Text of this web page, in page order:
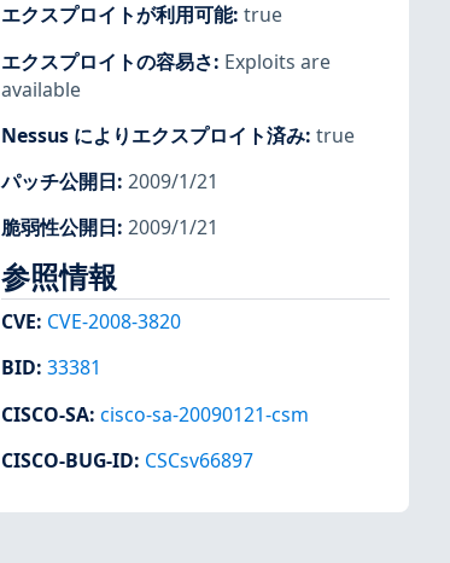
エクスプロイトが利用可能: true
エクスプロイトの容易さ: Exploits are
available
Nessus によりエクスプロイト済み: true
パッチ公開日: 2009/1/21
脆弱性公開日: 2009/1/21
参照情報
CVE: CVE-2008-3820
BID: 33381
CISCO-SA: cisco-sa-20090121-csm
CISCO-BUG-ID: CSCsv66897